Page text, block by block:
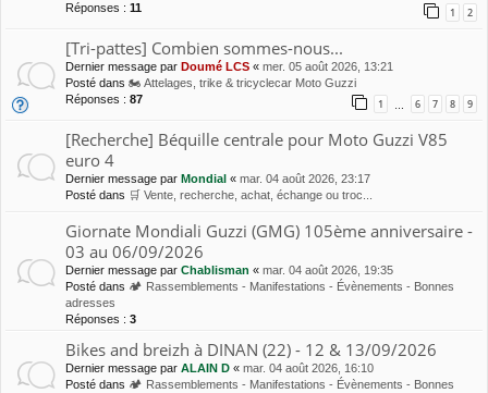
Réponses : 11 1 2
[Tri-pattes] Combien sommes-nous...
Dernier message par Doumé LCS « mer. 05 août 2026, 13:21
Posté dans 🏍 Attelages, trike & tricyclecar Moto Guzzi
Réponses : 87 1 … 6 7 8 9
[Recherche] Béquille centrale pour Moto Guzzi V85
euro 4
Dernier message par Mondial « mar. 04 août 2026, 23:17
Posté dans 🛒 Vente, recherche, achat, échange ou troc...
Giornate Mondiali Guzzi (GMG) 105ème anniversaire -
03 au 06/09/2026
Dernier message par Chablisman « mar. 04 août 2026, 19:35
Posté dans 🏕 Rassemblements - Manifestations - Évènements - Bonnes
adresses
Réponses : 3
Bikes and breizh à DINAN (22) - 12 & 13/09/2026
Dernier message par ALAIN D « mar. 04 août 2026, 16:10
Posté dans 🏕 Rassemblements - Manifestations - Évènements - Bonnes